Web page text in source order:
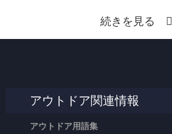
続きを見る
アウトドア関連情報
アウトドア用語集